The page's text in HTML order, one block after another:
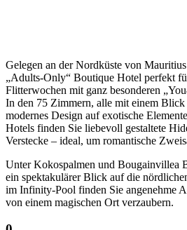
Gelegen an der Nordküste von
„Adults-Only“ Boutique Hotel perfekt
Flitterwochen mit ganz besonderen
In den 75 Zimmern, alle mit einem
modernes Design auf exotische
Hotels finden Sie liebevoll gestaltete
Verstecke – ideal, um romantische
Unter Kokospalmen und Bougainvillea
ein spektakulärer Blick auf die
im Infinity-Pool finden Sie angenehme
von einem magischen Ort verzaubern.